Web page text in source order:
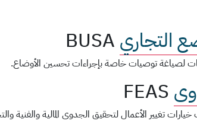
التجاري BUSA
لصياغة توصيات خاصة بإجراءات تحسين الأوضاع.
FEAS
تغيير الأعمال لتحقيق الجدوى المالية والفنية